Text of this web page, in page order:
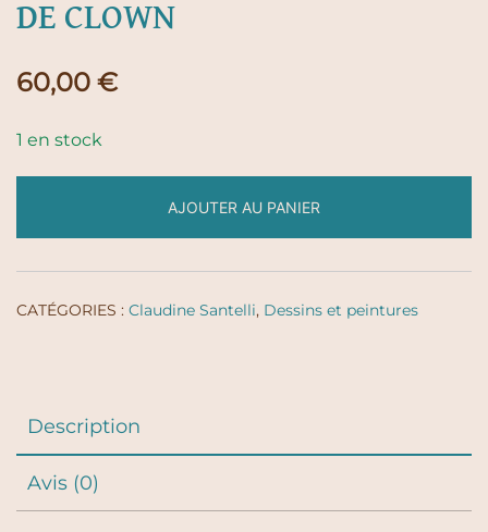
DE CLOWN
60,00 €
1 en stock
AJOUTER AU PANIER
CATÉGORIES : Claudine Santelli, Dessins et peintures
Description
Avis (0)